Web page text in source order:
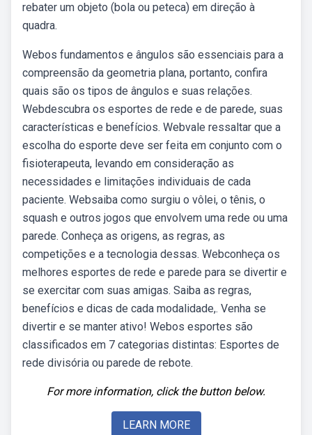
rebater um objeto (bola ou peteca) em direção à
quadra.
Webos fundamentos e ângulos são essenciais para a
compreensão da geometria plana, portanto, confira
quais são os tipos de ângulos e suas relações.
Webdescubra os esportes de rede e de parede, suas
características e benefícios. Webvale ressaltar que a
escolha do esporte deve ser feita em conjunto com o
fisioterapeuta, levando em consideração as
necessidades e limitações individuais de cada
paciente. Websaiba como surgiu o vôlei, o tênis, o
squash e outros jogos que envolvem uma rede ou uma
parede. Conheça as origens, as regras, as
competições e a tecnologia dessas. Webconheça os
melhores esportes de rede e parede para se divertir e
se exercitar com suas amigas. Saiba as regras,
benefícios e dicas de cada modalidade,. Venha se
divertir e se manter ativo! Webos esportes são
classificados em 7 categorias distintas: Esportes de
rede divisória ou parede de rebote.
For more information, click the button below.
LEARN MORE